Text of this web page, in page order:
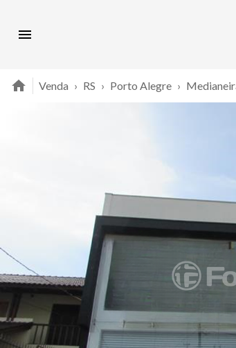
Venda › RS › Porto Alegre ›